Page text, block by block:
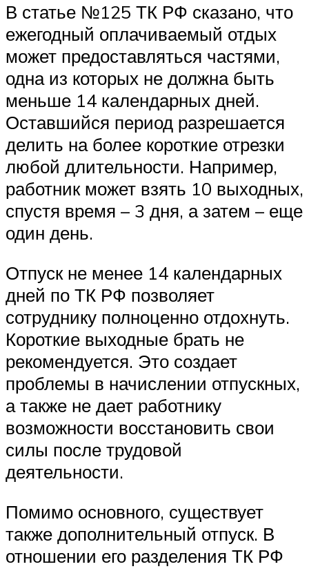
В статье №125 ТК РФ сказано, что
ежегодный оплачиваемый отдых
может предоставляться частями,
одна из которых не должна быть
меньше 14 календарных дней.
Оставшийся период разрешается
делить на более короткие отрезки
любой длительности. Например,
работник может взять 10 выходных,
спустя время – 3 дня, а затем – еще
один день.
Отпуск не менее 14 календарных
дней по ТК РФ позволяет
сотруднику полноценно отдохнуть.
Короткие выходные брать не
рекомендуется. Это создает
проблемы в начислении отпускных,
а также не дает работнику
возможности восстановить свои
силы после трудовой
деятельности.
Помимо основного, существует
также дополнительный отпуск. В
отношении его разделения ТК РФ